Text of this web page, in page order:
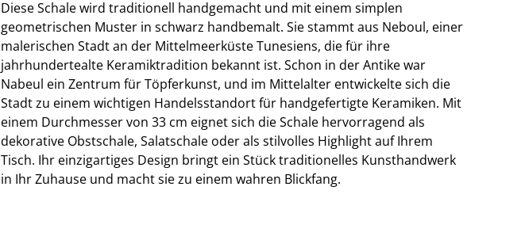
Diese Schale wird traditionell handgemacht und mit einem simplen
geometrischen Muster in schwarz handbemalt. Sie stammt aus Neboul, einer
malerischen Stadt an der Mittelmeerküste Tunesiens, die für ihre
jahrhundertealte Keramiktradition bekannt ist. Schon in der Antike war
Nabeul ein Zentrum für Töpferkunst, und im Mittelalter entwickelte sich die
Stadt zu einem wichtigen Handelsstandort für handgefertigte Keramiken. Mit
einem Durchmesser von 33 cm eignet sich die Schale hervorragend als
dekorative Obstschale, Salatschale oder als stilvolles Highlight auf Ihrem
Tisch. Ihr einzigartiges Design bringt ein Stück traditionelles Kunsthandwerk
in Ihr Zuhause und macht sie zu einem wahren Blickfang.